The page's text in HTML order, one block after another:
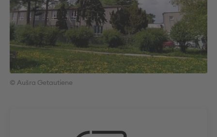
© Aušra Getautiene